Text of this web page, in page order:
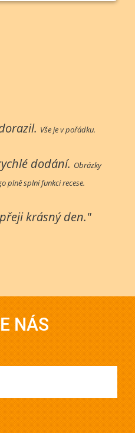
Vše je v pořádku.
dodání. Obrázky
plně splní funkci recese.
krásný den."
NÁS